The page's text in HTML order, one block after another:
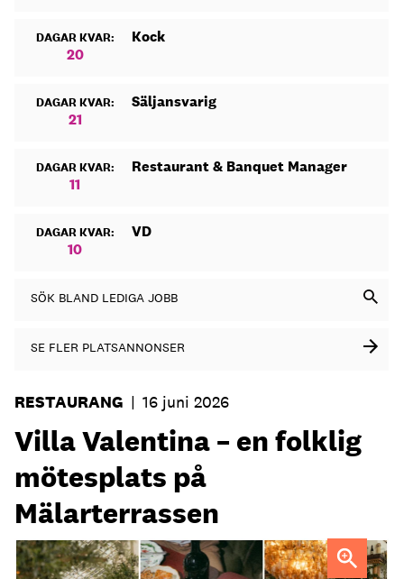
DAGAR KVAR:
20
Kock
DAGAR KVAR:
21
Säljansvarig
DAGAR KVAR:
11
Restaurant & Banquet Manager
DAGAR KVAR:
10
VD
SÖK BLAND LEDIGA JOBB
SE FLER PLATSANNONSER
RESTAURANG | 16 juni 2026
Villa Valentina – en folklig
mötesplats på
Mälarterrassen
FOTO: Urban Italian Group